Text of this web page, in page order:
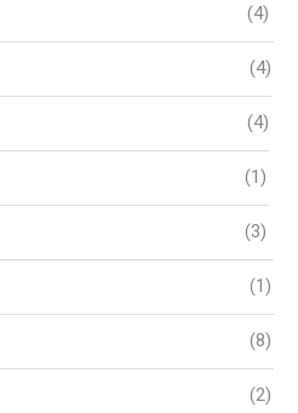
(4)
(4)
(4)
(1)
(3)
(1)
(8)
(2)